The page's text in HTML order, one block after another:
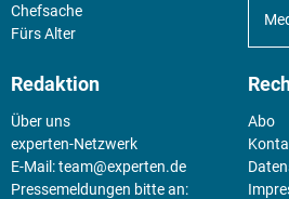
Chefsache
Fürs Alter
Redaktion
Über uns
experten-Netzwerk
E-Mail:team@experten.de
Pressemeldungen bitte an:
Abo